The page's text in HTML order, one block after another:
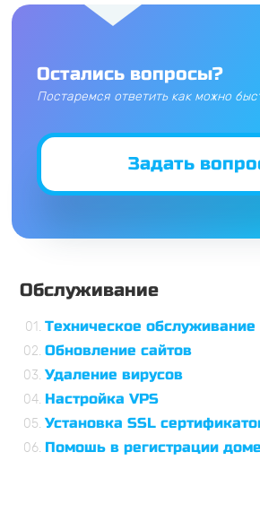
Остались вопросы?
Постаремся ответить как можно
Задать
Обслуживание
Техническое обслуживание
Обновление сайтов
Удаление вирусов
Настройка VPS
Установка SSL
Помошь в регистрации